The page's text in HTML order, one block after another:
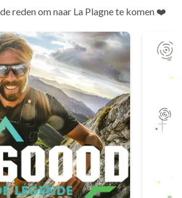
reden om naar La Plagne te komen ❤️